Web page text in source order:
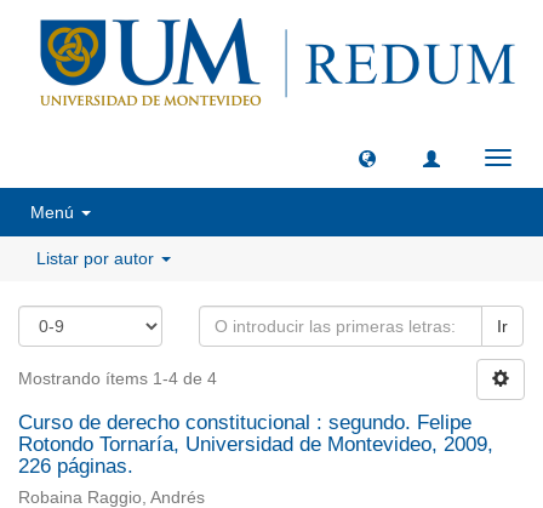
Menú
Listar por autor
Ir
Mostrando ítems 1-4 de 4
Curso de derecho constitucional : segundo. Felipe
Rotondo Tornaría, Universidad de Montevideo, 2009,
226 páginas.
Robaina Raggio, Andrés